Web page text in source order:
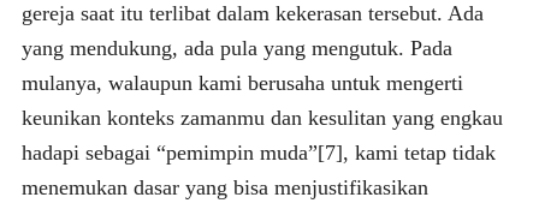
gereja saat itu terlibat dalam kekerasan tersebut. Ada
yang mendukung, ada pula yang mengutuk. Pada
mulanya, walaupun kami berusaha untuk mengerti
keunikan konteks zamanmu dan kesulitan yang engkau
hadapi sebagai “pemimpin muda”[7], kami tetap tidak
menemukan dasar yang bisa menjustifikasikan